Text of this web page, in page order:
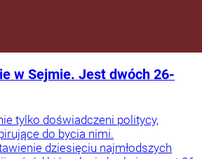
w Sejmie. Jest dwóch 26-
tylko doświadczeni politycy,
do bycia nimi.
dziesięciu najmłodszych